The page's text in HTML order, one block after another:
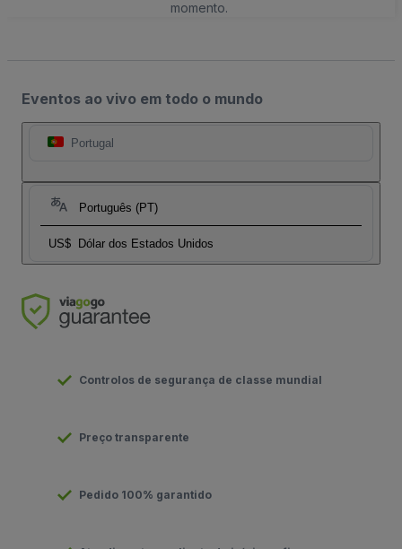
momento.
Eventos ao vivo em todo o mundo
Portugal
Português (PT)
US$ Dólar dos Estados Unidos
Controlos de segurança de classe mundial
Preço transparente
Pedido 100% garantido